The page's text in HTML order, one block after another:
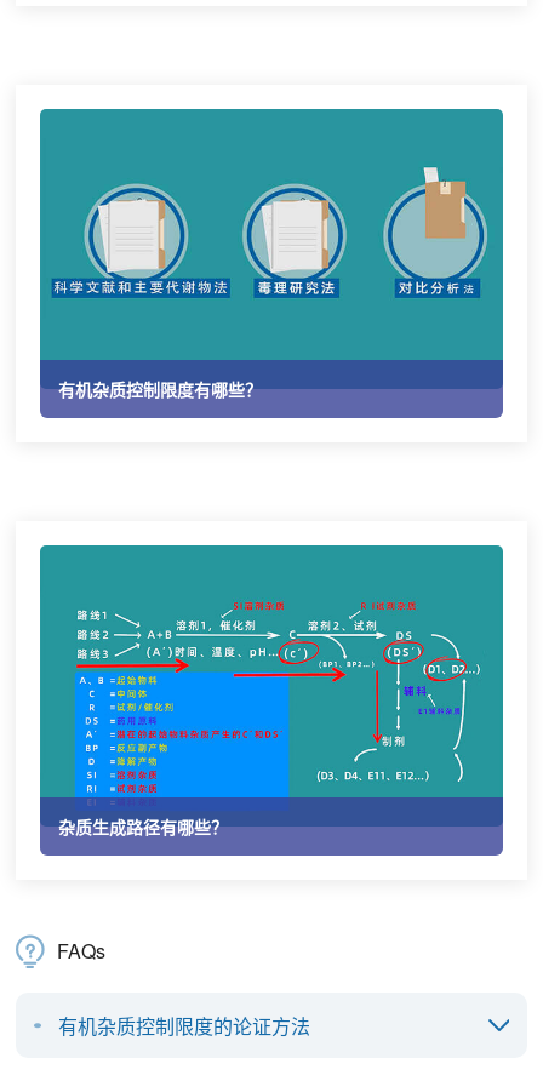
有机杂质控制限度有哪些？
杂质生成路径有哪些？
FAQs
有机杂质控制限度的论证方法